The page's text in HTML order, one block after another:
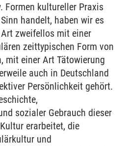
Formen kultureller Praxis
handelt, haben wir es
zweifellos mit einer
zeittypischen Form von
mit einer Art Tätowierung
auch in Deutschland
Persönlichkeit gehört.
sozialer Gebrauch dieser
erarbeitet, die
und